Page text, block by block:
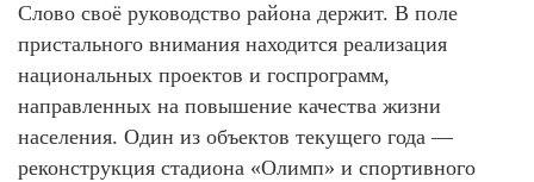
Слово своё руководство района держит. В поле
пристального внимания находится реализация
национальных проектов и госпрограмм,
направленных на повышение качества жизни
населения. Один из объектов текущего года —
реконструкция стадиона «Олимп» и спортивного